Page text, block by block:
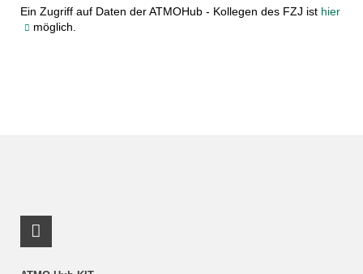
Ein Zugriff auf Daten der ATMOHub - Kollegen des FZJ ist hier
möglich.
RSS-Feed